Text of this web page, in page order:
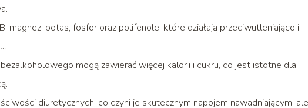
magnez, potas, fosfor oraz polifenole, które działają przeciwutleniająco i
mogą zawierać więcej kalorii i cukru, co jest istotne dla
diuretycznych, co czyni je skutecznym napojem nawadniającym, ale